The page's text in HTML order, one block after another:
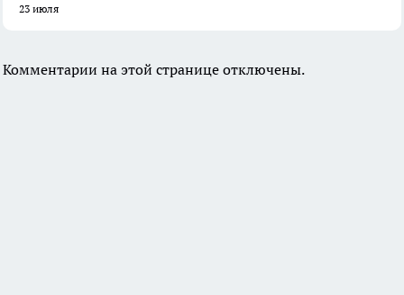
23 июля
Комментарии на этой странице отключены.